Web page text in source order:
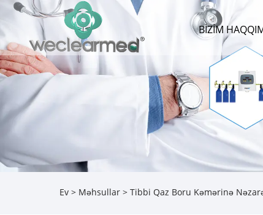
BIZIM
Ev > Məhsullar > Tibbi Qaz Boru Kəmərinə